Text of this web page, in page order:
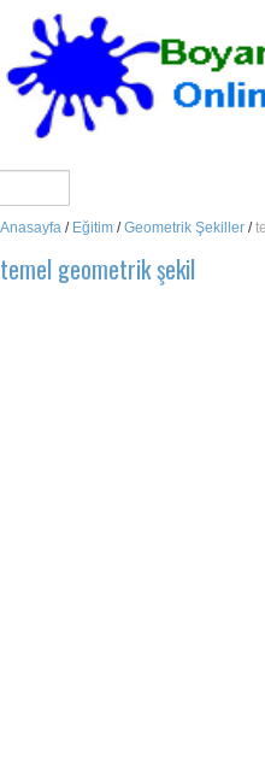
Anasayfa / Eğitim /Geometrik Şekiller /
temel geometrik şekil